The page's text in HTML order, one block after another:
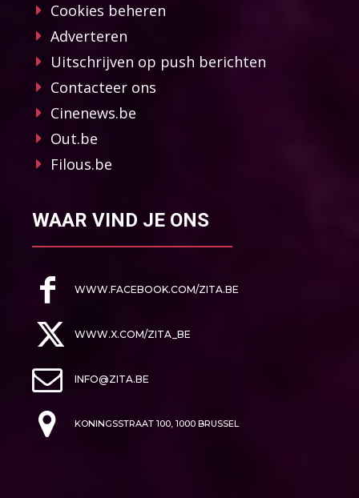
Cookies beheren
Adverteren
Uitschrijven op push berichten
Contacteer ons
Cinenews.be
Out.be
Filous.be
WAAR VIND JE ONS
WWW.FACEBOOK.COM/ZITA.BE
WWW.X.COM/ZITA_BE
INFO@ZITA.BE
KONINGSSTRAAT 100, 1000 BRUSSEL